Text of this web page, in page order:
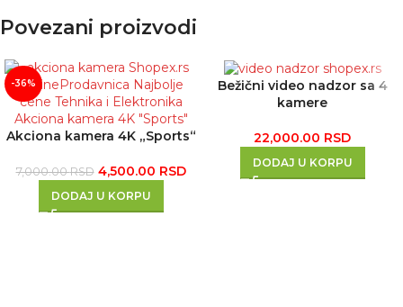
Povezani proizvodi
-36%
Akciona kamera 4K „Sports“
7,000.00RSD 4,500.00 RSD
DODAJ U KORPU
Bežični video nadzor sa 4
kamere
22,000.00 RSD
DODAJ U KORPU